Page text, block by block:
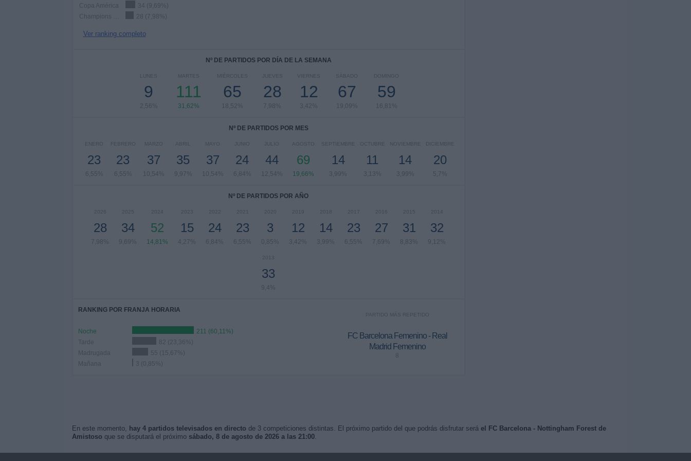
Copa América
34 (9,69%)
28 (7,98%)
Ver ranking completo
Nº DE PARTIDOS POR DÍA DE LA SEMANA
LUNES
9
2,56%
MARTES
111
31,62%
MIÉRCOLES
65
18,52%
JUEVES
28
7,98%
VIERNES
12
3,42%
SÁBADO
67
19,09%
DOMINGO
59
16,81%
Nº DE PARTIDOS POR MES
ENERO
23
6,55%
FEBRERO
23
6,55%
MARZO
37
10,54%
ABRIL
35
9,97%
MAYO
37
10,54%
JUNIO
24
6,84%
JULIO
44
12,54%
AGOSTO
69
19,66%
SEPTIEMBRE
14
3,99%
OCTUBRE
11
3,13%
NOVIEMBRE
14
3,99%
DICIEMBRE
20
5,7%
Nº DE PARTIDOS POR AÑO
2026
28
7,98%
2025
34
9,69%
2024
52
14,81%
2023
15
4,27%
2022
24
6,84%
2021
23
6,55%
2020
3
0,85%
2019
12
3,42%
2018
14
3,99%
2017
23
6,55%
2016
27
7,69%
2015
31
8,83%
2014
32
9,12%
2013
33
9,4%
RANKING POR FRANJA HORARIA
Noche
211 (60,11%)
Tarde
82 (23,36%)
Madrugada
55 (15,67%)
Mañana
3 (0,85%)
PARTIDO MÁS REPETIDO
FC Barcelona Femenino - Real
Madrid Femenino
8
En este momento, hay 4 partidos televisados en directo de 3 competiciones distintas. El próximo partido del que podrás disfrutar será el FC Barcelona - Nottingham Forest de
Amistoso que se disputará el próximo sábado, 8 de agosto de 2026 a las 21:00.